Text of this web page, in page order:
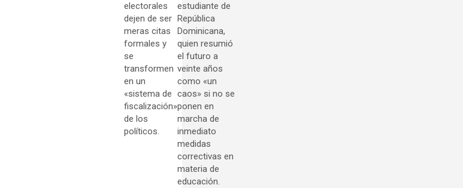
electorales
dejen de ser
meras citas
formales y
se
transformen
en un
«sistema de
fiscalización»
de los
políticos.
estudiante de
República
Dominicana,
quien resumió
el futuro a
veinte años
como «un
caos» si no se
ponen en
marcha de
inmediato
medidas
correctivas en
materia de
educación.